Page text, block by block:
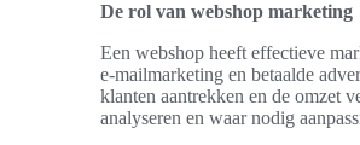
De rol van webshop marketing
Een webshop heeft effectieve
e-mailmarketing en betaalde
klanten aantrekken en de omzet
analyseren en waar nodig